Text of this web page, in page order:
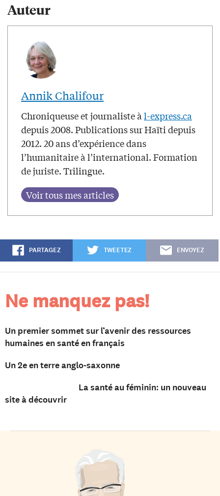
Auteur
Annik Chalifour
Chroniqueuse et journaliste àl-express.ca
depuis 2008. Publications sur Haïti depuis
2012. 20 ans d’expérience dans
l’humanitaire à l’international. Formation
de juriste. Trilingue.
PARTAGEZ TWEETEZ ENVOYEZ
Ne manquez pas!
Un premier sommet sur l’avenir des ressources
humaines en santé en français
Un 2e en terre anglo-saxonne
La santé au féminin: un nouveau
site à découvrir